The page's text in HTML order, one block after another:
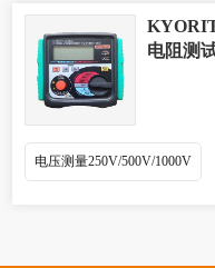
电阻测
电压测量250V/500V/1000V